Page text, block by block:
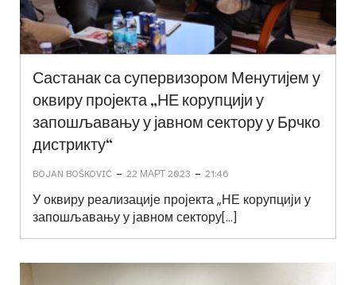
Састанак са супервизором Менутијем у
оквиру пројекта „НЕ корупцији у
запошљавању у јавном сектору у Брчко
дистрикту“
BOJAN BOŠKOVIĆ - 22 МАРТ 2023 - 21:46
У оквиру реализације пројекта „НЕ корупцији у
запошљавању у јавном сектору[…]